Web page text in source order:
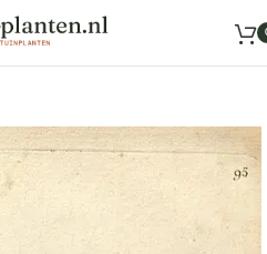
kamer- en tuinplanten